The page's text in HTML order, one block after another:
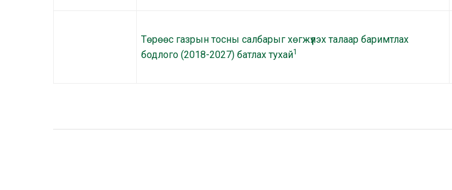
Төрөөс газрын тосны салбарыг хөгжүүлэх талаар баримтлах
бодлого (2018-2027) батлах тухай1